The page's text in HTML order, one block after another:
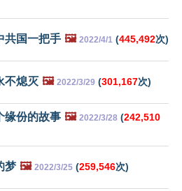
共国一把手 🖼️ 2022/4/1 (445,492次)
不熄灭 🖼️ 2022/3/29 (301,167次)
缘份的故事 🖼️ 2022/3/28 (242,510
梦 🖼️ 2022/3/25 (259,546次)